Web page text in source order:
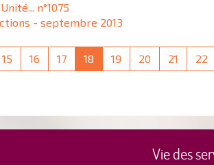
n°1075
- septembre 2013
15 16 17 18 19 20 21 22
Vie des